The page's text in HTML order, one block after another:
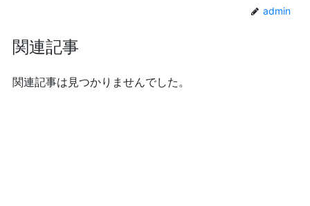
admin
関連記事
関連記事は見つかりませんでした。